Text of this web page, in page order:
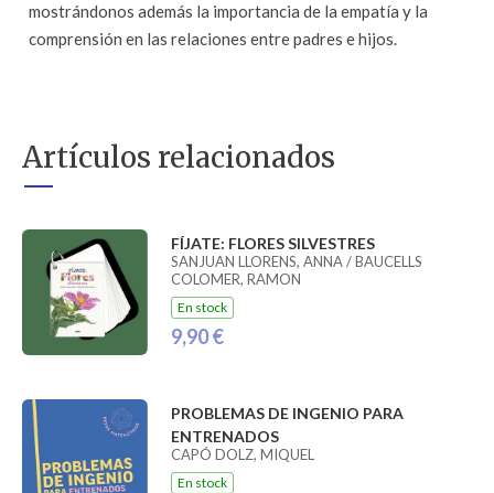
mostrándonos además la importancia de la empatía y la
comprensión en las relaciones entre padres e hijos.
Artículos relacionados
FÍJATE: FLORES SILVESTRES
SANJUAN LLORENS, ANNA / BAUCELLS
COLOMER, RAMON
En stock
9,90 €
PROBLEMAS DE INGENIO PARA
ENTRENADOS
CAPÓ DOLZ, MIQUEL
En stock